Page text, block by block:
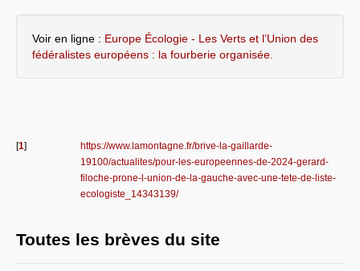
Voir en ligne : Europe Écologie - Les Verts et l’Union des
fédéralistes européens : la fourberie organisée.
[1]
https://www.lamontagne.fr/brive-la-gaillarde-
19100/actualites/pour-les-europeennes-de-2024-gerard-
filoche-prone-l-union-de-la-gauche-avec-une-tete-de-liste-
ecologiste_14343139/
Toutes les brèves du site